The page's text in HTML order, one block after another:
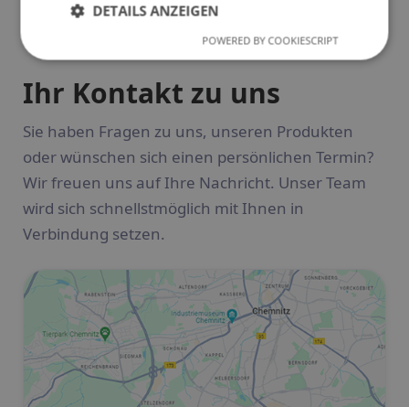
Ihr Kontakt zu uns
Sie haben Fragen zu uns, unseren Produkten
oder wünschen sich einen persönlichen Termin?
Wir freuen uns auf Ihre Nachricht. Unser Team
wird sich schnellstmöglich mit Ihnen in
Verbindung setzen.
DETAILS ANZEIGEN
POWERED BY COOKIESCRIPT